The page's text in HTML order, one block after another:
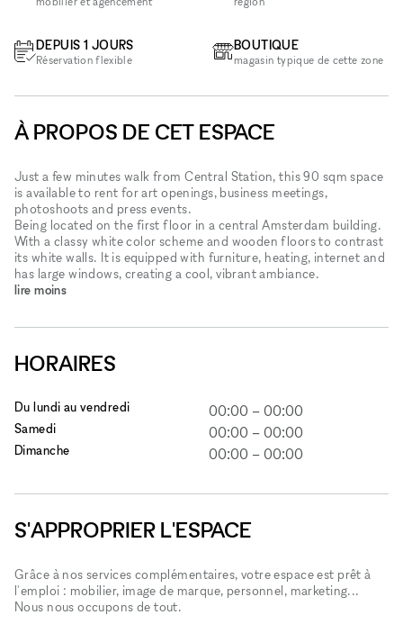
DEPUIS 1 JOURS
Réservation flexible
BOUTIQUE
magasin typique de cette zone
À PROPOS DE CET ESPACE
Just a few minutes walk from Central Station, this 90 sqm space
is available to rent for art openings, business meetings,
photoshoots and press events.
Being located on the first floor in a central Amsterdam building.
With a classy white color scheme and wooden floors to contrast
its white walls. It is equipped with furniture, heating, internet and
has large windows, creating a cool, vibrant ambiance.
lire moins
HORAIRES
Du lundi au vendredi 00:00 – 00:00
Samedi 00:00 – 00:00
Dimanche 00:00 – 00:00
S'APPROPRIER L'ESPACE
Grâce à nos services complémentaires, votre espace est prêt à
l'emploi : mobilier, image de marque, personnel, marketing...
Nous nous occupons de tout.